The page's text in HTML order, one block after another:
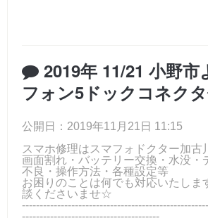
2019年 11/21 小野市
フォン5ドックコネク
公開日：2019年11月21日 11:15
スマホ修理はスマフォドクター加古
画面割れ・バッテリー交換・水没・
不良・操作方法・各種設定等
お困りのことは何でも対応いたしま
談くださいませ☆